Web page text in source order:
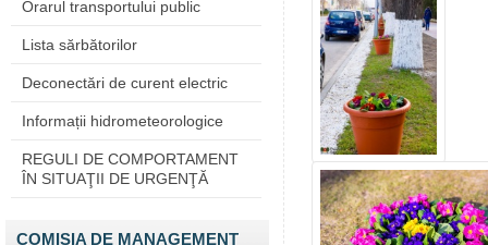
Orarul transportului public
Lista sărbătorilor
Deconectări de curent electric
Informații hidrometeorologice
REGULI DE COMPORTAMENT
ÎN SITUAŢII DE URGENŢĂ
COMISIA DE MANAGEMENT